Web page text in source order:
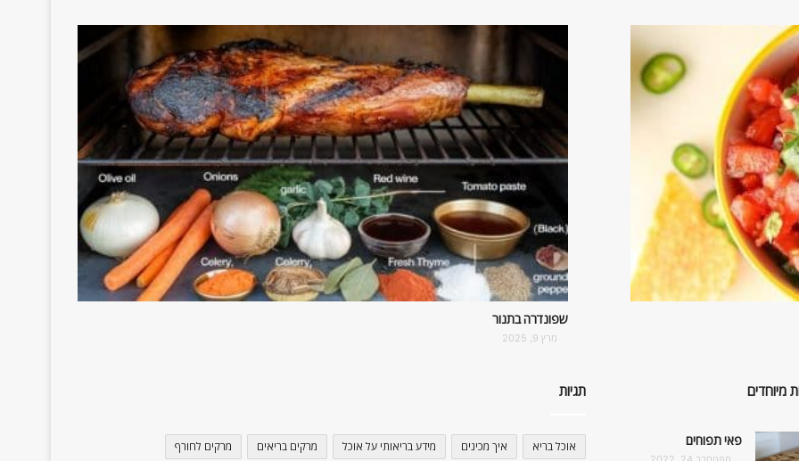
שפונדרה בתנור
מרץ 9, 2025
מיוחדים
פאי תפוחים
תגיות
אוכל בריא איך מכינים מידע בריאותי על אוכל מרקים בריאים מרקים לחורף